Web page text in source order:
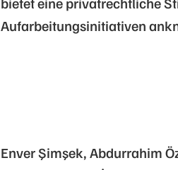
Aufarbeitungsinitiativen
Enver Şimşek, Abdurrahim